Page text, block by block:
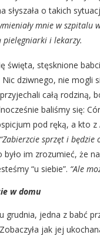
słyszała o takich
mnie w szpitalu
pielęgniarki i lekarzy.
święta, stęsknione
Nic dziwnego, nie mogli
całą rodziną,
baliśmy się:
pod ręką, a kto
“Zabierzcie sprzęt i
było im zrozumieć, że
“u siebie”. “Ale
w domu
grudnia, jedna z babć
jak jej